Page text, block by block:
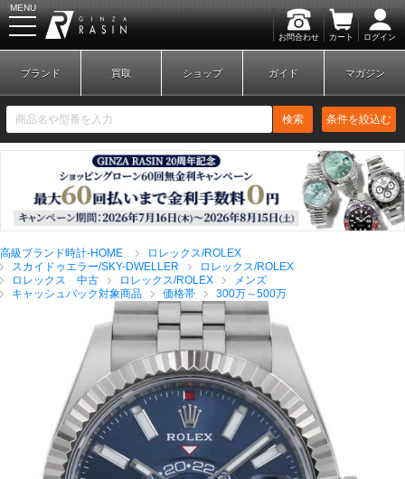
お問合わせ カート ログイン
MENU
新規会員登録 ログイン
ブランドから探す
全てのブランドを見
る
ロレックス
パテック
フィリップ
ブランド 買取 ショップ ガイド マガジン
検索 条件を絞込む
高級ブランド時計-HOME
ロレックス/ROLEX
スカイドゥエラー/SKY-DWELLER
ロレックス/ROLEX
ロレックス 中古
ロレックス/ROLEX
メンズ
キャッシュバック対象商品
価格帯 300万～500万